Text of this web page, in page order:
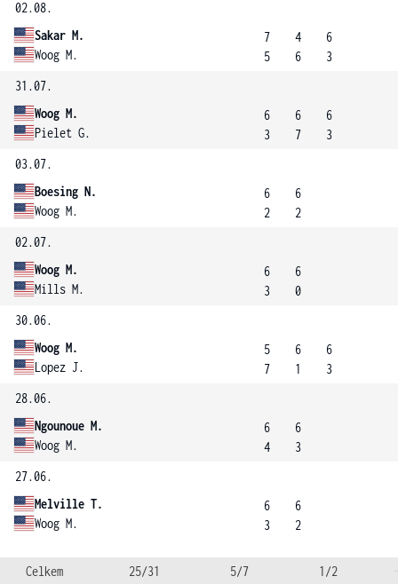
02.08.
Sakar M.
Woog M.
7
5
4
6
6
3
31.07.
Woog M.
Pielet G.
6
3
6
7
6
3
03.07.
Boesing N.
Woog M.
6
2
6
2
02.07.
Woog M.
Mills M.
6
3
6
0
30.06.
Woog M.
Lopez J.
5
7
6
1
6
3
28.06.
Ngounoue M.
Woog M.
6
4
6
3
27.06.
Melville T.
Woog M.
6
3
6
2
Celkem 25/31 5/7 1/2